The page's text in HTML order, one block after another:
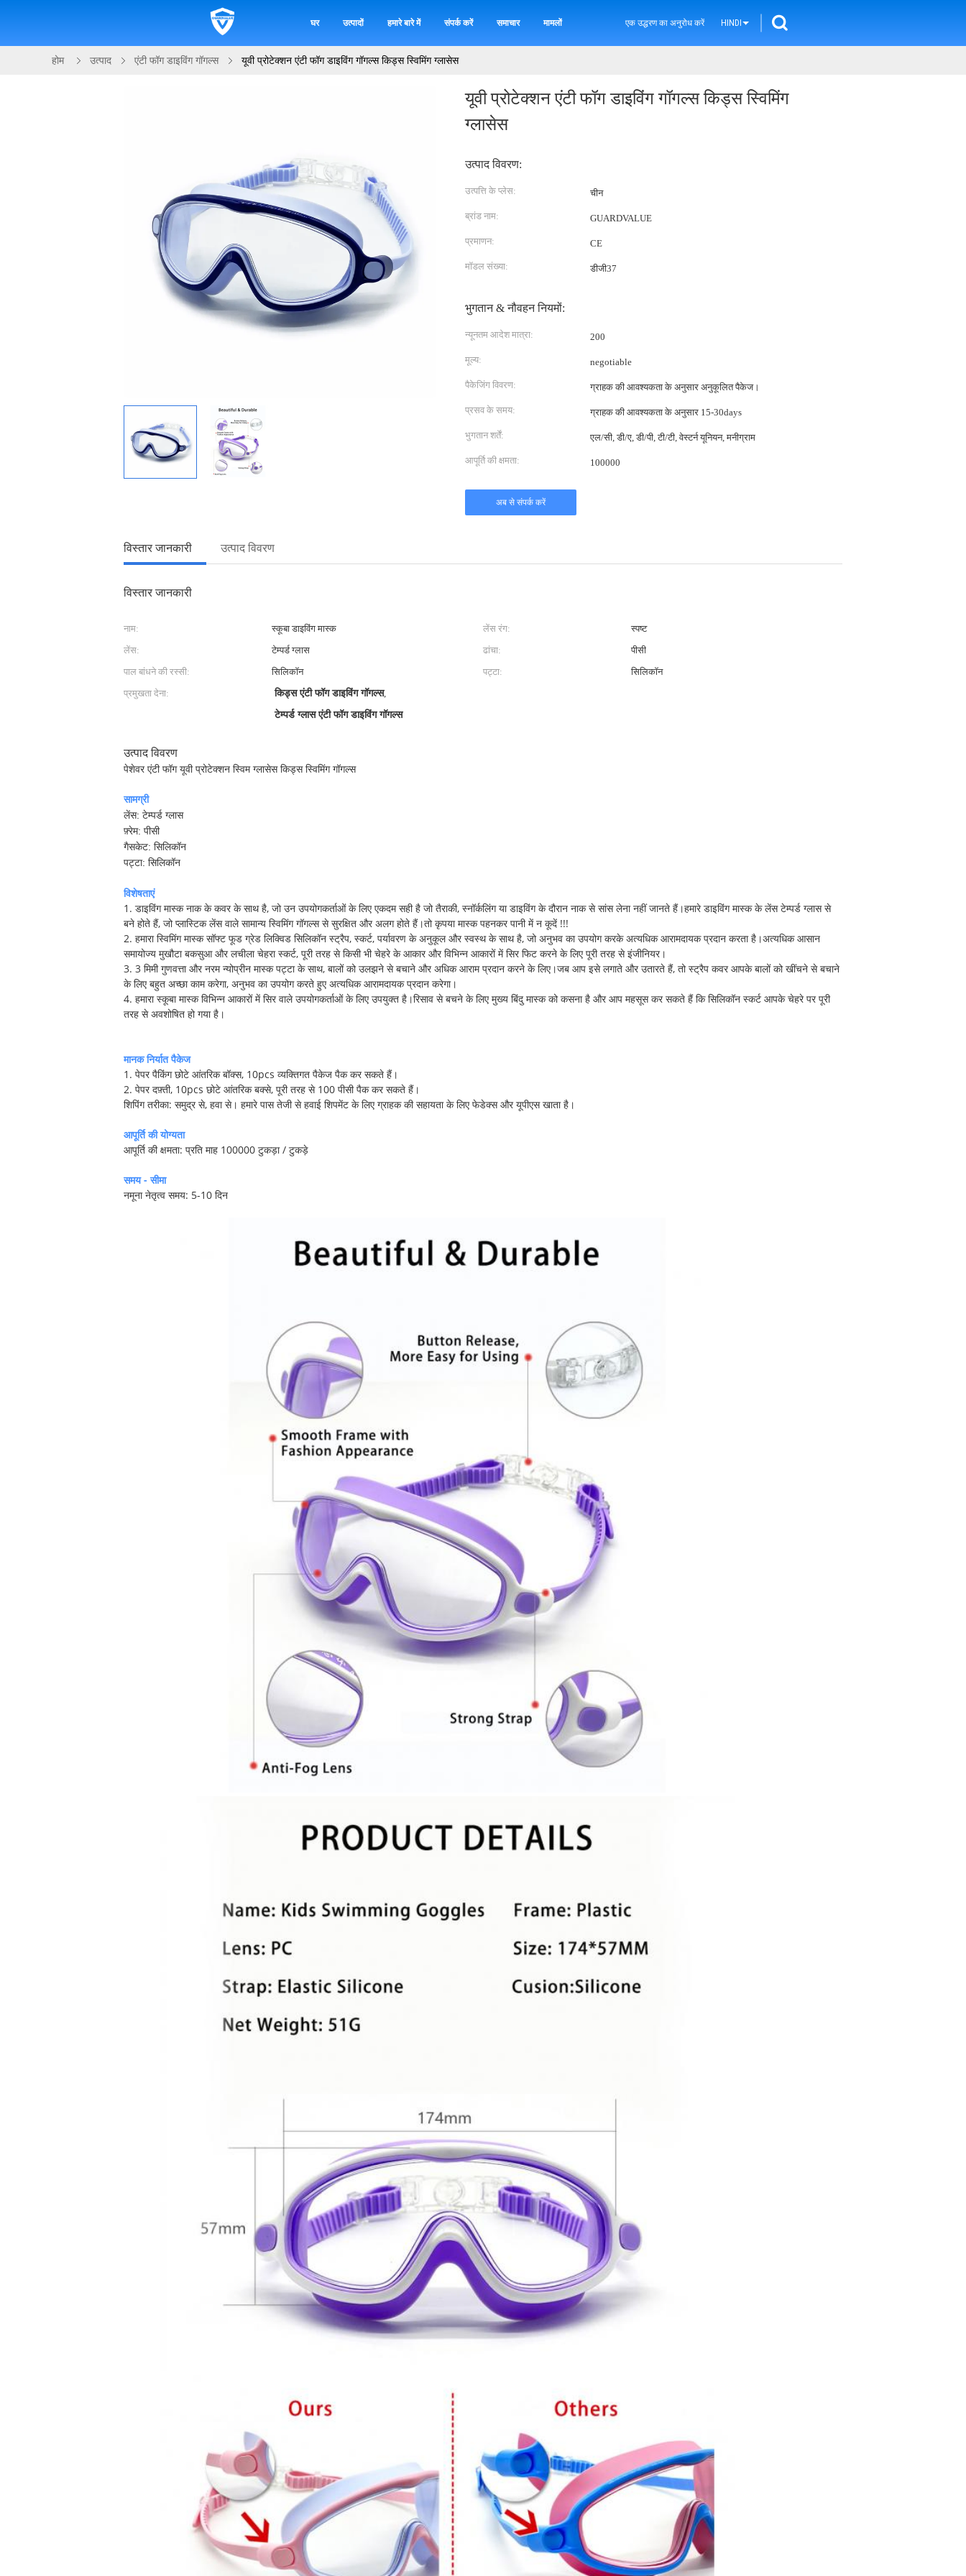
घर उत्पादों हमारे बारे में संपर्क करें समाचार मामलों एक उद्धरण का अनुरोध करें HINDI
होम उत्पाद एंटी फॉग डाइविंग गॉगल्स यूवी प्रोटेक्शन एंटी फॉग डाइविंग गॉगल्स किड्स स्विमिंग ग्लासेस
यूवी प्रोटेक्शन एंटी फॉग डाइविंग गॉगल्स किड्स स्विमिंग
ग्लासेस
उत्पाद विवरण:
उत्पत्ति के प्लेस: चीन
ब्रांड नाम: GUARDVALUE
प्रमाणन: CE
मॉडल संख्या: डीजी37
भुगतान & नौवहन नियमों:
न्यूनतम आदेश मात्रा: 200
मूल्य: negotiable
पैकेजिंग विवरण: ग्राहक की आवश्यकता के अनुसार अनुकूलित पैकेज।
प्रसव के समय: ग्राहक की आवश्यकता के अनुसार 15-30days
भुगतान शर्तें: एल/सी, डी/ए, डी/पी, टी/टी, वेस्टर्न यूनियन, मनीग्राम
आपूर्ति की क्षमता: 100000
अब से संपर्क करें
विस्तार जानकारी उत्पाद विवरण
विस्तार जानकारी
नाम: स्कूबा डाइविंग मास्क लेंस रंग:
स्पष्ट
लेंस:
टेम्पर्ड ग्लास ढांचा:
पीसी
पाल बांधने की रस्सी:
सिलिकॉन पट्टा:
सिलिकॉन
प्रमुखता देना:
किड्स एंटी फॉग डाइविंग गॉगल्स,
टेम्पर्ड ग्लास एंटी फॉग डाइविंग गॉगल्स
उत्पाद विवरण
पेशेवर एंटी फॉग यूवी प्रोटेक्शन स्विम ग्लासेस किड्स स्विमिंग गॉगल्स
सामग्री
लेंस: टेम्पर्ड ग्लास
फ़्रेम: पीसी
गैसकेट: सिलिकॉन
पट्टा: सिलिकॉन
विशेषताएं
1. डाइविंग मास्क नाक के कवर के साथ है, जो उन उपयोगकर्ताओं के लिए एकदम सही है जो तैराकी, स्नॉर्कलिंग या डाइविंग के दौरान नाक से सांस लेना नहीं जानते हैं।हमारे डाइविंग मास्क के लेंस टेम्पर्ड ग्लास से
बने होते हैं, जो प्लास्टिक लेंस वाले सामान्य स्विमिंग गॉगल्स से सुरक्षित और अलग होते हैं।तो कृपया मास्क पहनकर पानी में न कूदें !!!
2. हमारा स्विमिंग मास्क सॉफ्ट फूड ग्रेड लिक्विड सिलिकॉन स्ट्रैप, स्कर्ट, पर्यावरण के अनुकूल और स्वस्थ के साथ है, जो अनुभव का उपयोग करके अत्यधिक आरामदायक प्रदान करता है।अत्यधिक आसान
समायोज्य मुखौटा बकसुआ और लचीला चेहरा स्कर्ट, पूरी तरह से किसी भी चेहरे के आकार और विभिन्न आकारों में सिर फिट करने के लिए पूरी तरह से इंजीनियर।
3. 3 मिमी गुणवत्ता और नरम न्योप्रीन मास्क पट्टा के साथ, बालों को उलझने से बचाने और अधिक आराम प्रदान करने के लिए।जब आप इसे लगाते और उतारते हैं, तो स्ट्रैप कवर आपके बालों को खींचने से बचाने
के लिए बहुत अच्छा काम करेगा, अनुभव का उपयोग करते हुए अत्यधिक आरामदायक प्रदान करेगा।
4. हमारा स्कूबा मास्क विभिन्न आकारों में सिर वाले उपयोगकर्ताओं के लिए उपयुक्त है।रिसाव से बचने के लिए मुख्य बिंदु मास्क को कसना है और आप महसूस कर सकते हैं कि सिलिकॉन स्कर्ट आपके चेहरे पर पूरी
तरह से अवशोषित हो गया है।
मानक निर्यात पैकेज
1. पेपर पैकिंग छोटे आंतरिक बॉक्स, 10pcs व्यक्तिगत पैकेज पैक कर सकते हैं।
2. पेपर दफ़्ती, 10pcs छोटे आंतरिक बक्से, पूरी तरह से 100 पीसी पैक कर सकते हैं।
शिपिंग तरीका: समुद्र से, हवा से। हमारे पास तेजी से हवाई शिपमेंट के लिए ग्राहक की सहायता के लिए फेडेक्स और यूपीएस खाता है।
आपूर्ति की योग्यता
आपूर्ति की क्षमता: प्रति माह 100000 टुकड़ा / टुकड़े
समय - सीमा
नमूना नेतृत्व समय: 5-10 दिन